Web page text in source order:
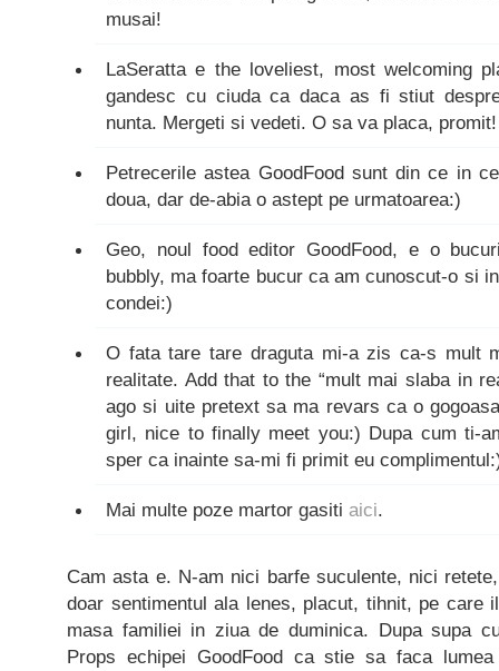
musai!
LaSeratta e the loveliest, most welcoming
gandesc cu ciuda ca daca as fi stiut
nunta. Mergeti si vedeti. O sa va placa, promit!
Petrecerile astea GoodFood sunt din ce in
doua, dar de-abia o astept pe urmatoarea:)
Geo, noul food editor GoodFood, e o
bubbly, ma foarte bucur ca am cunoscut-o si
condei:)
O fata tare tare draguta mi-a zis ca-s mult
realitate. Add that to the “mult mai slaba in
ago si uite pretext sa ma revars ca o
girl, nice to finally meet you:) Dupa cum ti-
sper ca inainte sa-mi fi primit eu
Mai multe poze martor gasiti aici.
Cam asta e. N-am nici barfe suculente, nici
doar sentimentul ala lenes, placut, tihnit, pe care
masa familiei in ziua de duminica. Dupa supa
Props echipei GoodFood ca stie sa faca